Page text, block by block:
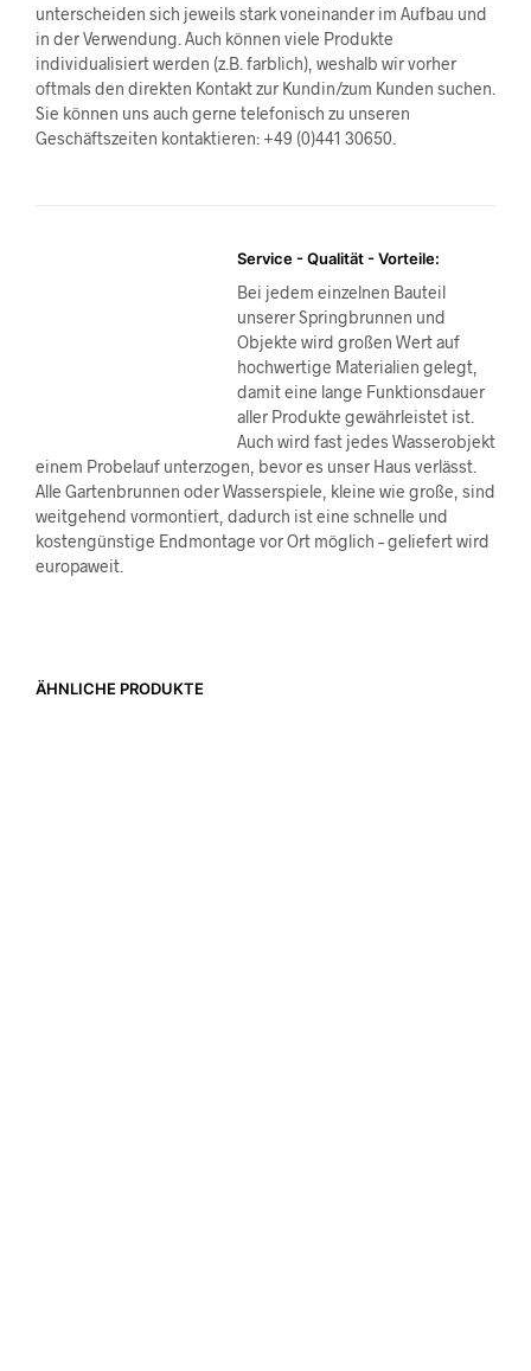
unterscheiden sich jeweils stark voneinander im Aufbau und
in der Verwendung. Auch können viele Produkte
individualisiert werden (z.B. farblich), weshalb wir vorher
oftmals den direkten Kontakt zur Kundin/zum Kunden suchen.
Sie können uns auch gerne telefonisch zu unseren
Geschäftszeiten kontaktieren: +49 (0)441 30650.
Service - Qualität - Vorteile:
Bei jedem einzelnen Bauteil
unserer Springbrunnen und
Objekte wird großen Wert auf
hochwertige Materialien gelegt,
damit eine lange Funktionsdauer
aller Produkte gewährleistet ist.
Auch wird fast jedes Wasserobjekt
einem Probelauf unterzogen, bevor es unser Haus verlässt.
Alle Gartenbrunnen oder Wasserspiele, kleine wie große, sind
weitgehend vormontiert, dadurch ist eine schnelle und
kostengünstige Endmontage vor Ort möglich – geliefert wird
europaweit.
ÄHNLICHE PRODUKTE